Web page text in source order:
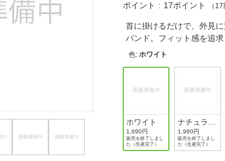
ご利用ガ
よくあ
ポイント
17ポイント （
首に掛けるだけで、外見
バンド。フィット感を追
色:ホワイト
ホワイト
1,690円
販売を終了しまし
た（生産完了）
ナチュラル
ベージュ
1,980円
販売を終了しまし
た（生産完了）